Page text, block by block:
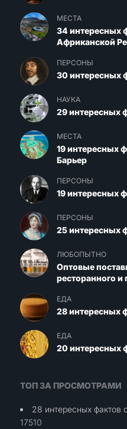
МЕСТА
34 интересных
Африканской
ПЕРСОНЫ
30 интересных
НАУКА
29 интересных
МЕСТА
19 интересных
Барьер
ПЕРСОНЫ
19 интересных
ПЕРСОНЫ
25 интересных
ЛЮБОПЫТНО
Оптовые
ресторанного и
ЕДА
28 интересных
ЕДА
20 интересных
ТОП ЗА ПРОСМОТРАМИ
28 интересных
17510